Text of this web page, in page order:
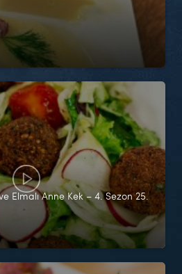
Elmalı Anne Kek – 4. Sezon 25.